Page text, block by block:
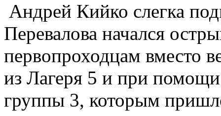
Андрей Кийко слегка
Перевалова начался
первопроходцам вместо
из Лагеря 5 и при
группы 3, которым